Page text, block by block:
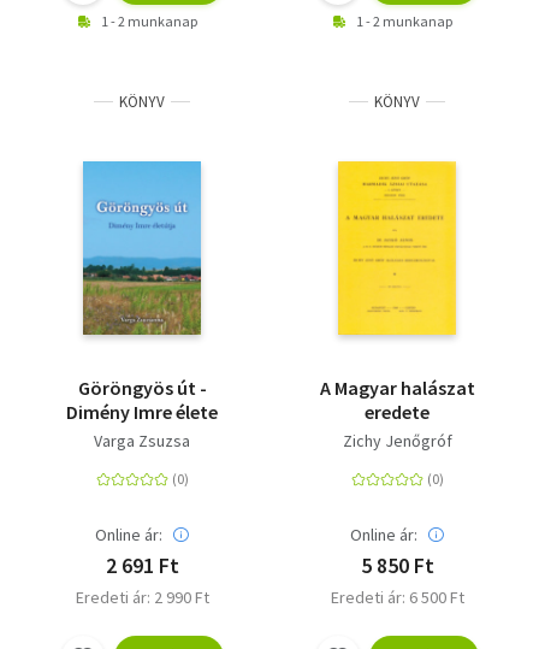
1 - 2 munkanap 1 - 2 munkanap
KÖNYV
Göröngyös út -
Dimény Imre élete
Varga Zsuzsa
Online ár:
2 691 Ft
Eredeti ár: 2 990 Ft
KÖNYV
A Magyar halászat
eredete
Zichy Jenőgróf
Online ár:
5 850 Ft
Eredeti ár: 6 500 Ft